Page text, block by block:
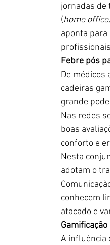
jornadas de
(home
aponta
Febre pós
De médicos
cadeiras
grande
Nas redes
boas
conforto e
Nesta
adotam o
conhecem
atacado e
A influência